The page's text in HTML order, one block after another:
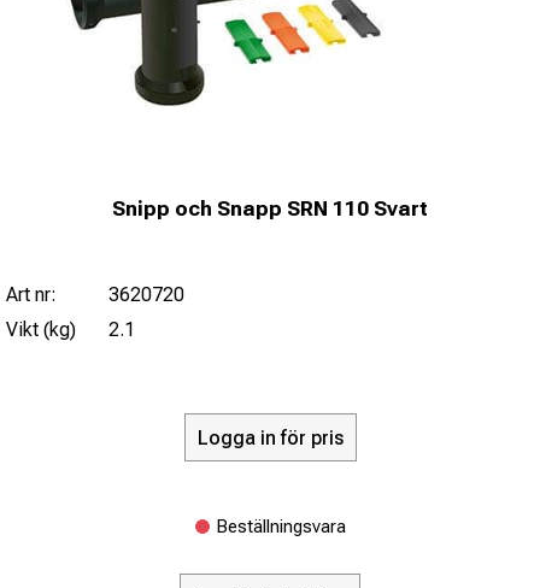
Snipp och Snapp SRN 110 Svart
Art nr:
3620720
Vikt (kg)
2.1
Logga in för pris
Beställningsvara